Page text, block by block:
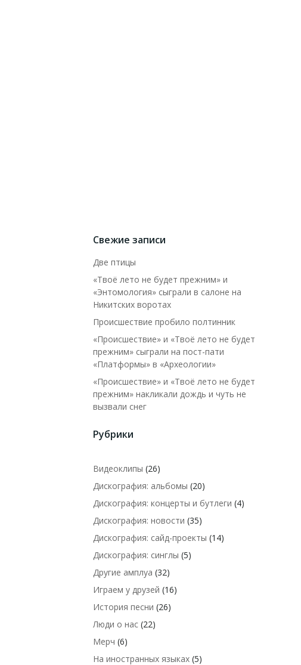
Свежие записи
Две птицы
«Твоё лето не будет прежним» и
«Энтомология» сыграли в салоне на
Никитских воротах
Происшествие пробило полтинник
«Происшествие» и «Твоё лето не будет
прежним» сыграли на пост-пати
«Платформы» в «Археологии»
«Происшествие» и «Твоё лето не будет
прежним» накликали дождь и чуть не
вызвали снег
Рубрики
Видеоклипы (26)
Дискография: альбомы (20)
Дискография: концерты и бутлеги (4)
Дискография: новости (35)
Дискография: сайд-проекты (14)
Дискография: синглы (5)
Другие амплуа (32)
Играем у друзей (16)
История песни (26)
Люди о нас (22)
Мерч (6)
На иностранных языках (5)